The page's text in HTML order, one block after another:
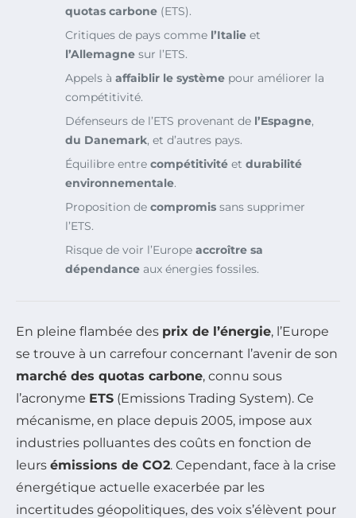
quotas carbone (ETS).
Critiques de pays comme l’Italie et
l’Allemagne sur l’ETS.
Appels à affaiblir le système pour améliorer la
compétitivité.
Défenseurs de l’ETS provenant de l’Espagne,
du Danemark, et d’autres pays.
Équilibre entre compétitivité et durabilité
environnementale.
Proposition de compromis sans supprimer
l’ETS.
Risque de voir l’Europe accroître sa
dépendance aux énergies fossiles.
En pleine flambée des prix de l’énergie, l’Europe
se trouve à un carrefour concernant l’avenir de son
marché des quotas carbone, connu sous
l’acronyme ETS (Emissions Trading System). Ce
mécanisme, en place depuis 2005, impose aux
industries polluantes des coûts en fonction de
leurs émissions de CO2. Cependant, face à la crise
énergétique actuelle exacerbée par les
incertitudes géopolitiques, des voix s’élèvent pour